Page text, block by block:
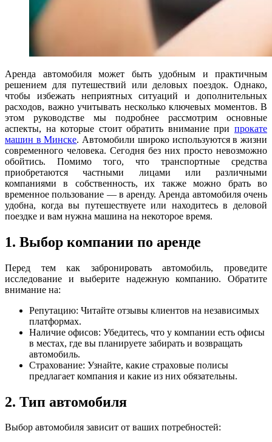
Аренда автомобиля может быть удобным и практичным
решением для путешествий или деловых поездок. Однако,
чтобы избежать неприятных ситуаций и дополнительных
расходов, важно учитывать несколько ключевых моментов. В
этом руководстве мы подробнее рассмотрим основные
аспекты, на которые стоит обратить внимание при прокате
машин в Минске. Автомобили широко используются в жизни
современного человека. Сегодня без них просто невозможно
обойтись. Помимо того, что транспортные средства
приобретаются частными лицами или различными
компаниями в собственность, их также можно брать во
временное пользование — в аренду. Аренда автомобиля очень
удобна, когда вы путешествуете или находитесь в деловой
поездке и вам нужна машина на некоторое время.
1. Выбор компании по аренде
Перед тем как забронировать автомобиль, проведите
исследование и выберите надежную компанию. Обратите
внимание на:
Репутацию: Читайте отзывы клиентов на независимых
платформах.
Наличие офисов: Убедитесь, что у компании есть офисы
в местах, где вы планируете забирать и возвращать
автомобиль.
Страхование: Узнайте, какие страховые полисы
предлагает компания и какие из них обязательны.
2. Тип автомобиля
Выбор автомобиля зависит от ваших потребностей: